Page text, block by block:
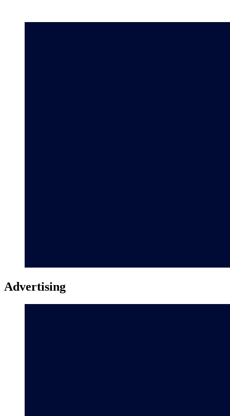
Advertising